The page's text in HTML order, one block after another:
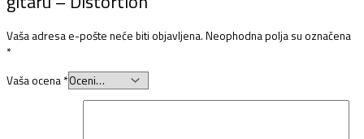
Vaša adresa e-pošte neće biti objavljena. Neophodna polja su označena
*
Vaša ocena *